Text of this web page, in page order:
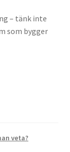
– tänk inte
som bygger
veta?